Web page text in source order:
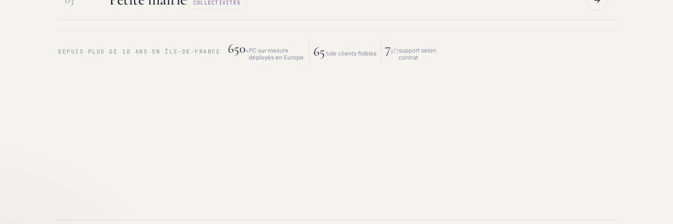
Maintenance & infogérance PC sur mesure
COLLECTIVITÉS
DEPUIS PLUS DE 10 ANS EN ÎLE-DE-FRANCE
650+PC sur mesure
déployés en Europe
65%de clients fidèles 7j/7support selon
contrat